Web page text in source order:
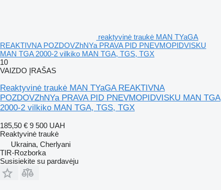
reaktyvinė traukė MAN TYaGA
REAKTIVNA POZDOVZhNYa PRAVA PID PNEVMOPIDVISKU
MAN TGA 2000-2 vilkiko MAN TGA, TGS, TGX
10
VAIZDO ĮRAŠAS
Reaktyvinė traukė MAN TYaGA REAKTIVNA
POZDOVZhNYa PRAVA PID PNEVMOPIDVISKU MAN TGA
2000-2 vilkiko MAN TGA, TGS, TGX
185,50 € 9 500 UAH
Reaktyvinė traukė
Ukraina, Cherlyani
TIR-Rozborka
Susisiekite su pardavėju